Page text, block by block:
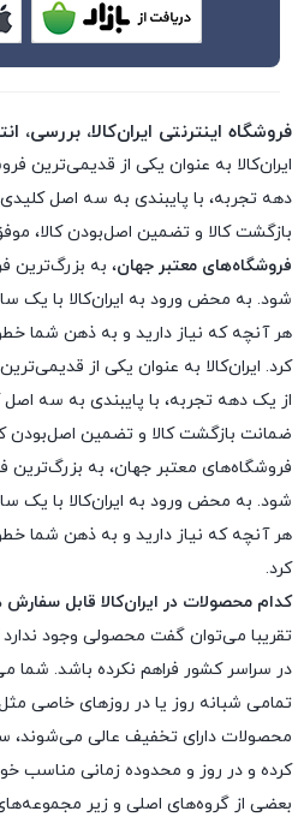
فروشگاه اینترنتی ایران‌کالا، بررسی،
ایران‌کالا به عنوان یکی از قدیمی‌ترین
بازگشت کالا و تضمین اصل‌بودن کالا،
فروشگاه‌های معتبر جهان، به بزرگ‌ترین
شود. به محض ورود به ایران‌کالا با یک
هر آنچه که نیاز دارید و به ذهن شما
کرد. ایران‌کالا به عنوان یکی از
ضمانت بازگشت کالا و تضمین اصل‌بودن
فروشگاه‌های معتبر جهان، به بزرگ‌ترین
شود. به محض ورود به ایران‌کالا با یک
هر آنچه که نیاز دارید و به ذهن شما
کرد.
کدام محصولات در ایران‌کالا قابل
تقریبا می‌توان گفت محصولی وجود ندارد
در سراسر کشور فراهم نکرده باشد. شما
تمامی شبانه روز یا در روزهای خاصی
محصولات دارای تخفیف عالی می‌شوند،
کرده و در روز و محدوده زمانی مناسب
بعضی از گروه‌های اصلی و زیر مجموعه‌های